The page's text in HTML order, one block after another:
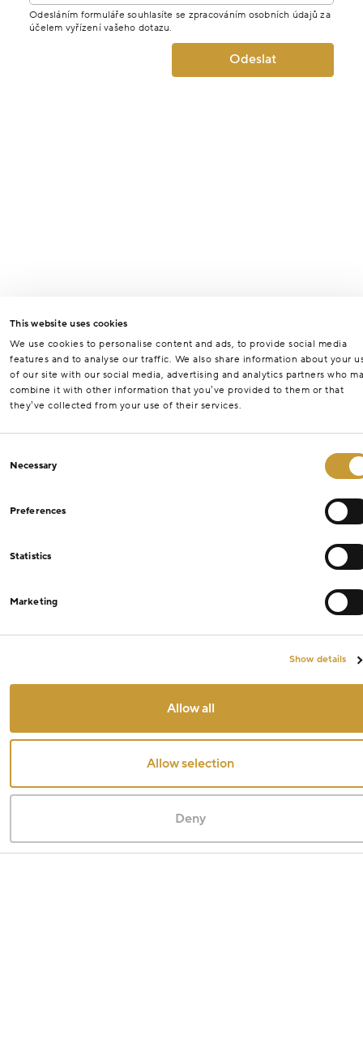
This website uses cookies
We use cookies to personalise content and ads, to provide social media
features and to analyse our traffic. We also share information about your
of our site with our social media, advertising and analytics partners who
combine it with other information that you’ve provided to them or that
they’ve collected from your use of their services.
Selection
Necessary
Preferences
Statistics
Marketing
Show details
Allow all
Allow selection
Deny
Odesláním formuláře souhlasíte se zpracováním osobních údajů za
účelem vyřízení vašeho dotazu.
Odeslat